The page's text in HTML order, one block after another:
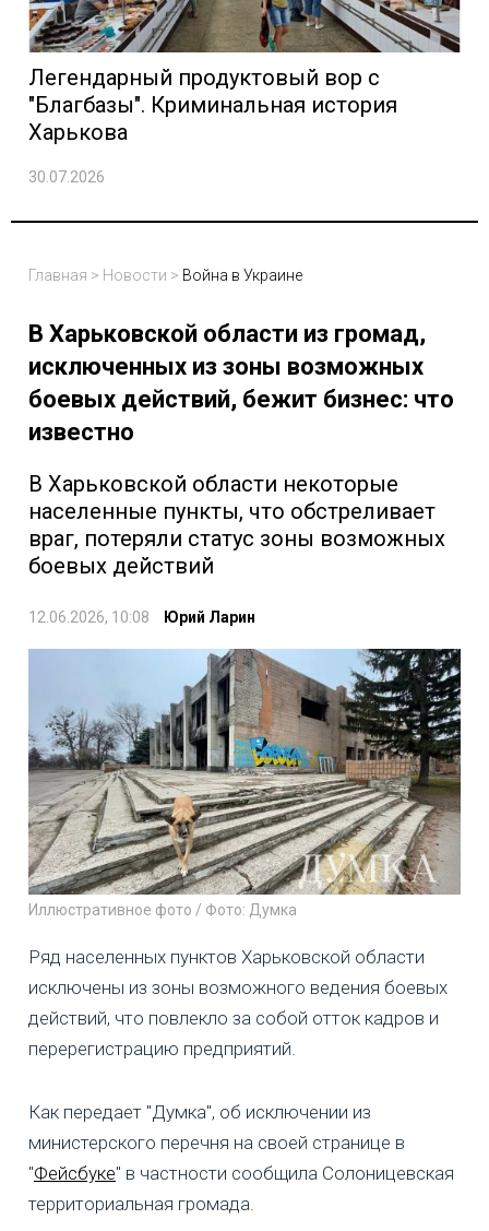
Легендарный продуктовый вор с
"Благбазы". Криминальная история
Харькова
30.07.2026
Главная > Новости > Война в Украине
В Харьковской области из громад,
исключенных из зоны возможных
боевых действий, бежит бизнес: что
известно
В Харьковской области некоторые
населенные пункты, что обстреливает
враг, потеряли статус зоны возможных
боевых действий
12.06.2026, 10:08 Юрий Ларин
Иллюстративное фото / Фото: Думка
Ряд населенных пунктов Харьковской области
исключены из зоны возможного ведения боевых
действий, что повлекло за собой отток кадров и
перерегистрацию предприятий.
Как передает "Думка", об исключении из
министерского перечня на своей странице в
"Фейсбуке" в частности сообщила Солоницевская
территориальная громада.